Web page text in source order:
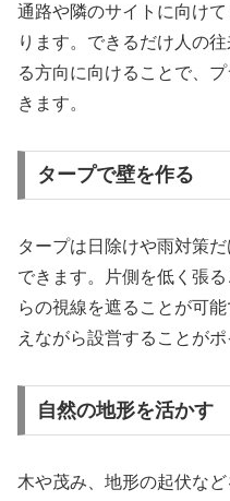
通路や隣のサイトに向け
ります。できるだけ人の
る方向に向けることで、
きます。
タープで壁を作る
タープは日除けや雨対策
できます。片側を低く張
らの視線を遮ることが可
えながら設営することがポ
自然の地形を活かす
木や茂み、地形の起伏な